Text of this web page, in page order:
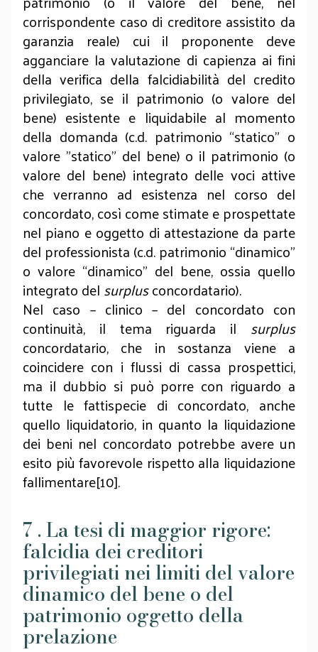
corrispondente caso di creditore assistito da
garanzia reale) cui il proponente deve
agganciare la valutazione di capienza ai fini
della verifica della falcidiabilità del credito
privilegiato, se il patrimonio (o valore del
bene) esistente e liquidabile al momento
della domanda (c.d. patrimonio “statico” o
valore "statico" del bene) o il patrimonio (o
valore del bene) integrato delle voci attive
che verranno ad esistenza nel corso del
concordato, così come stimate e prospettate
nel piano e oggetto di attestazione da parte
del professionista (c.d. patrimonio “dinamico”
o valore “dinamico” del bene, ossia quello
integrato delsurplusconcordatario).
Nel caso – clinico – del concordato con
continuità, il tema riguarda il surplus
concordatario, che in sostanza viene a
coincidere con i flussi di cassa prospettici,
ma il dubbio si può porre con riguardo a
tutte le fattispecie di concordato, anche
quello liquidatorio, in quanto la liquidazione
dei beni nel concordato potrebbe avere un
esito più favorevole rispetto alla liquidazione
fallimentare[10].
7 . La tesi di maggior rigore:
falcidia dei creditori
privilegiati nei limiti del valore
dinamico del bene o del
patrimonio oggetto della
prelazione